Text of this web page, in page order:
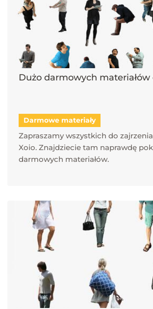
Dużo darmowych materiałów
Darmowe materiały
Zapraszamy wszystkich do
Xoio. Znajdziecie tam naprawdę
darmowych materiałów.